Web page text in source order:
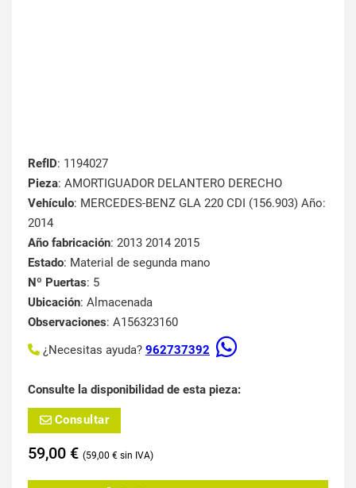
RefID: 1194027
Pieza: AMORTIGUADOR DELANTERO DERECHO
Vehículo: MERCEDES-BENZ GLA 220 CDI (156.903) Año:
2014
Año fabricación: 2013 2014 2015
Estado: Material de segunda mano
Nº Puertas: 5
Ubicación: Almacenada
Observaciones: A156323160
¿Necesitas ayuda? 962737392
Consulte la disponibilidad de esta pieza:
Consultar
59,00 € 59,00 €